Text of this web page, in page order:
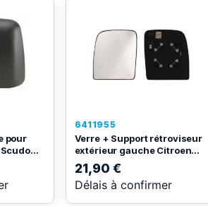
pour
6411955
Verre + Support rétroviseur
extérieur gauche Citroen...
21,90 €
Délais à confirmer